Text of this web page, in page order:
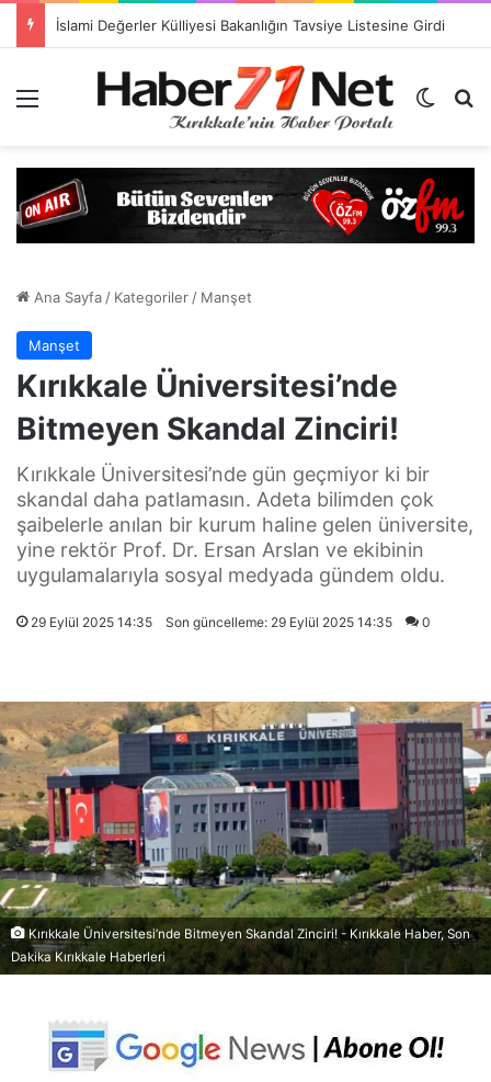
İslami Değerler Külliyesi Bakanlığın Tavsiye Listesine Girdi
Dış
Ana Sayfa/ Kategoriler/ Manşet
Manşet
Kırıkkale Üniversitesi’nde
Bitmeyen Skandal Zinciri!
Kırıkkale Üniversitesi’nde gün geçmiyor ki bir
skandal daha patlamasın. Adeta bilimden çok
şaibelerle anılan bir kurum haline gelen üniversite,
yine rektör Prof. Dr. Ersan Arslan ve ekibinin
uygulamalarıyla sosyal medyada gündem oldu.
29 Eylül 2025 14:35 Son güncelleme: 29 Eylül 2025 14:35 0
Kırıkkale Üniversitesi’nde Bitmeyen Skandal Zinciri! - Kırıkkale Haber, Son
Dakika Kırıkkale Haberleri